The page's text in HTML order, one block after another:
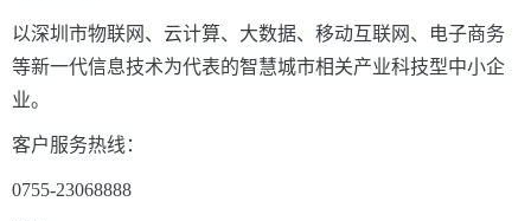
以深圳市物联网、云计算、大数据、移动互联网、电子商务
等新一代信息技术为代表的智慧城市相关产业科技型中小企
业。
客户服务热线：
0755-23068888